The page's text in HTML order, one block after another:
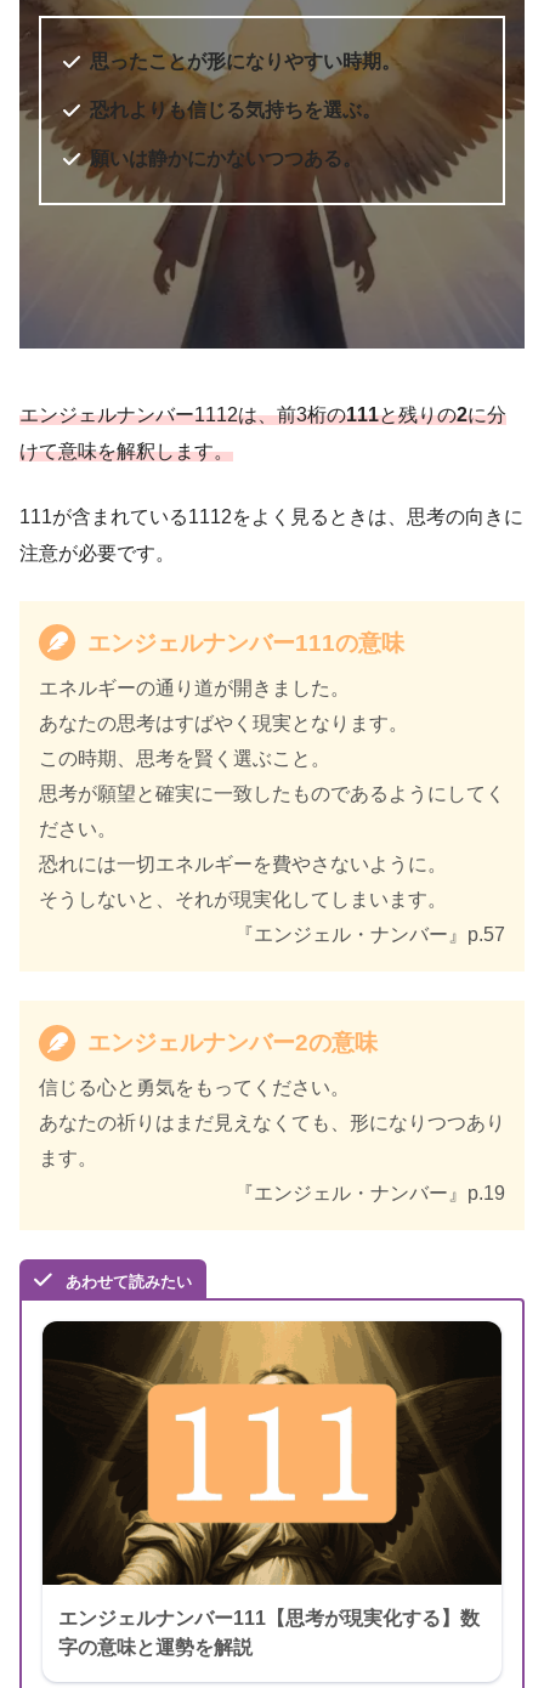
出版社 ダイヤモンド社
出版年 2010年7月
書籍名
ー 数字に秘められた幸運のメッセ
ージ
出版社 ダイヤモンド社
出版年 2021年11月
6桁のエンジェルナンバー
思ったことが形になりやすい時期。
恐れよりも信じる気持ちを選ぶ。
願いは静かにかないつつある。
エンジェルナンバー1112は、前3桁の111と残りの2に分
けて意味を解釈します。
111が含まれている1112をよく見るときは、思考の向きに
注意が必要です。
エンジェルナンバー111の意味
エネルギーの通り道が開きました。
あなたの思考はすばやく現実となります。
この時期、思考を賢く選ぶこと。
思考が願望と確実に一致したものであるようにしてく
ださい。
恐れには一切エネルギーを費やさないように。
そうしないと、それが現実化してしまいます。
『エンジェル・ナンバー』p.57
エンジェルナンバー2の意味
信じる心と勇気をもってください。
あなたの祈りはまだ見えなくても、形になりつつあり
ます。
『エンジェル・ナンバー』p.19
あわせて読みたい
エンジェルナンバー111【思考が現実化する】数
字の意味と運勢を解説